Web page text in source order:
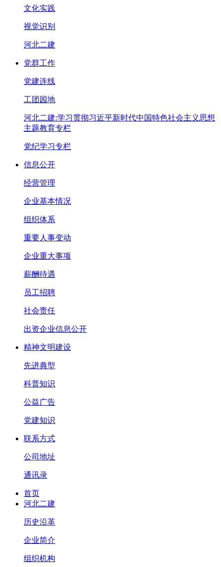
文化实践
视觉识别
河北二建
党群工作
党建连线
工团园地
河北二建:学习贯彻习近平新时代中国特色社会主义思想
主题教育专栏
党纪学习专栏
信息公开
经营管理
企业基本情况
组织体系
重要人事变动
企业重大事项
薪酬待遇
员工招聘
社会责任
出资企业信息公开
精神文明建设
先进典型
科普知识
公益广告
党建知识
联系方式
公司地址
通讯录
首页
河北二建
历史沿革
企业简介
组织机构